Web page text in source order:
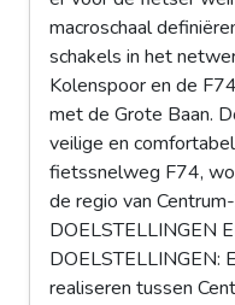
macroschaal
schakels in het
Kolenspoor en de
met de Grote Baan.
veilige en
fietssnelweg F74,
de regio van
DOELSTELLINGEN
DOELSTELLINGEN:
realiseren tussen